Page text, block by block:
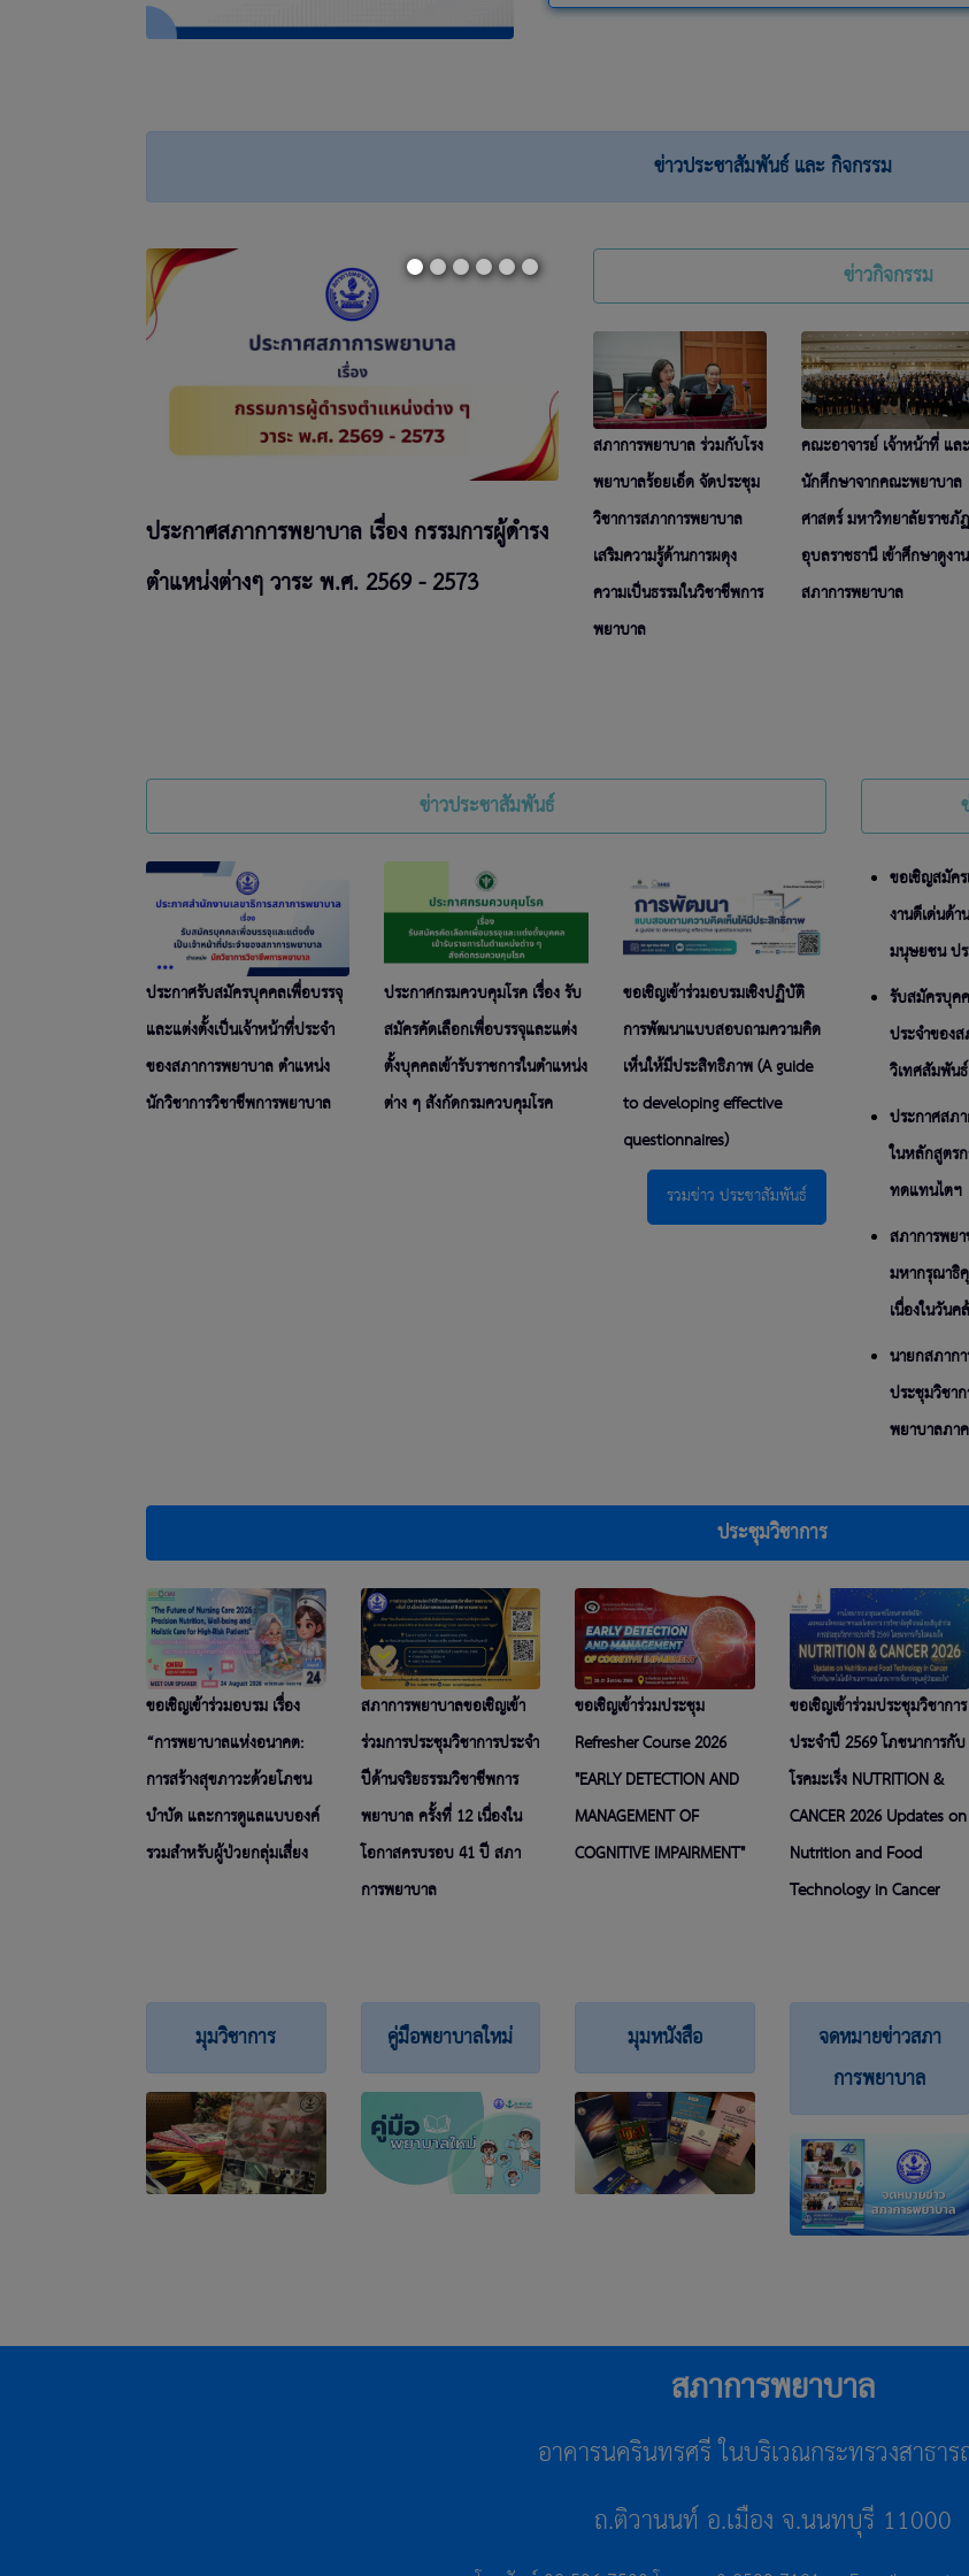
ข่าวประชาสัมพันธ์ และ กิจกรรม
กรรมการผู้ดำรง คู่มือพยาบาลใหม่
ข่าวกิจกรรม
สภาการพยาบาล ร่วมกับโรง
พยาบาลร้อยเอ็ด จัดประชุม
วิชาการสภาการพยาบาล
เสริมความรู้ด้านการผดุง
ความเป็นธรรมในวิชาชีพการ
พยาบาล
คณะอาจารย์ เจ้าหน้าที่ และ
นักศึกษาจากคณะพยาบาล
ศาสตร์ มหาวิทยาลัยราชภัฏ
อุบลราชธานี เข้าศึกษาดูงาน
สภาการพยาบาล
ข่าวประชาสัมพันธ์
ประกาศรับสมัครบุคคลเพื่อบรรจุ
และแต่งตั้งเป็นเจ้าหน้าที่ประจำ
ของสภาการพยาบาล ตำแหน่ง
นักวิชาการวิชาชีพการพยาบาล
ประกาศกรมควบคุมโรค เรื่อง รับ
สมัครคัดเลือกเพื่อบรรจุและแต่ง
ตั้งบุคคลเข้ารับราชการในตำแหน่ง
ต่าง ๆ สังกัดกรมควบคุมโรค
ขอเชิญเข้าร่วมอบรมเชิงปฏิบัติ
การพัฒนาแบบสอบถามความคิด
เห็นให้มีประสิทธิภาพ (A guide
to developing effective
questionnaires)
รวมข่าว ประชาสัมพันธ์
ขอเชิญสมัค
งานดีเด่นด้
มนุษยชน ป
รับสมัครบุค
ประจำของ
วิเทศสัมพันธ์
ประกาศสภ
ในหลักสูตร
ทดแทนไตฯ
สภาการพย
มหากรุณาธิ
เนื่องในวัน
นายกสภาก
ประชุมวิชา
พยาบาลภา
ประชุมวิชาการ
ขอเชิญเข้าร่วมอบรม เรื่อง
“การพยาบาลแห่งอนาคต:
การสร้างสุขภาวะด้วยโภชน
บำบัด และการดูแลแบบองค์
รวมสำหรับผู้ป่วยกลุ่มเสี่ยง
สภาการพยาบาลขอเชิญเข้า
ร่วมการประชุมวิชาการประจำ
ปีด้านจริยธรรมวิชาชีพการ
พยาบาล ครั้งที่ 12 เนื่องใน
โอกาสครบรอบ 41 ปี สภา
การพยาบาล
ขอเชิญเข้าร่วมประชุม
Refresher Course 2026
"EARLY DETECTION AND
MANAGEMENT OF
COGNITIVE IMPAIRMENT"
ขอเชิญเข้าร่วมประชุมวิชาการ
ประจำปี 2569 โภชนาการกับ
โรคมะเร็ง NUTRITION &
CANCER 2026 Updates on
Nutrition and Food
Technology in Cancer
มุมวิชาการ คู่มือพยาบาลใหม่ มุมหนังสือ
จดหมายข่าวสภา
การพยาบาล
สภาการพยาบาล
อาคารนครินทรศรี ในบริเวณกระทรวงสาธา
ถ.ติวานนท์ อ.เมือง จ.นนทบุรี 11000